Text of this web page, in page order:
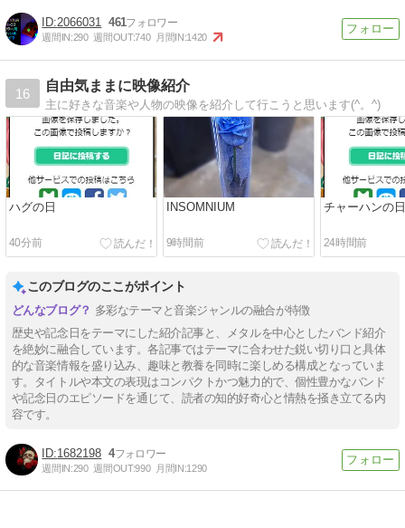
2066031 461
週間IN:290 週間OUT:740 月間IN:1420
16
自由気ままに映像紹介
主に好きな音楽や人物の映像を紹介して行こうと思います(^。^)
ハグの日
40分前
INSOMNIUM
9時間前
チャーハンの日
24時間前
このブログのここがポイント
多彩なテーマと音楽ジャンルの融合が特徴
歴史や記念日をテーマにした紹介記事と、メタルを中心としたバンド紹介
を絶妙に融合しています。各記事ではテーマに合わせた鋭い切り口と具体
的な音楽情報を盛り込み、趣味と教養を同時に楽しめる構成となっていま
す。タイトルや本文の表現はコンパクトかつ魅力的で、個性豊かなバンド
や記念日のエピソードを通じて、読者の知的好奇心と情熱を掻き立てる内
容です。
1682198 4
週間IN:290 週間OUT:990 月間IN:1290